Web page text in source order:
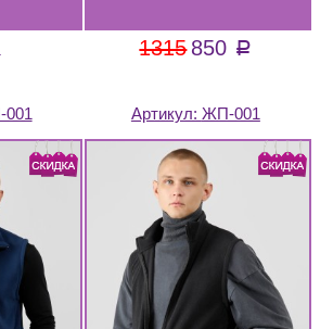
1315 850 a
Артикул: ЖП-001